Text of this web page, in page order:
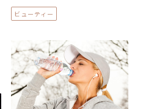
ビューティー